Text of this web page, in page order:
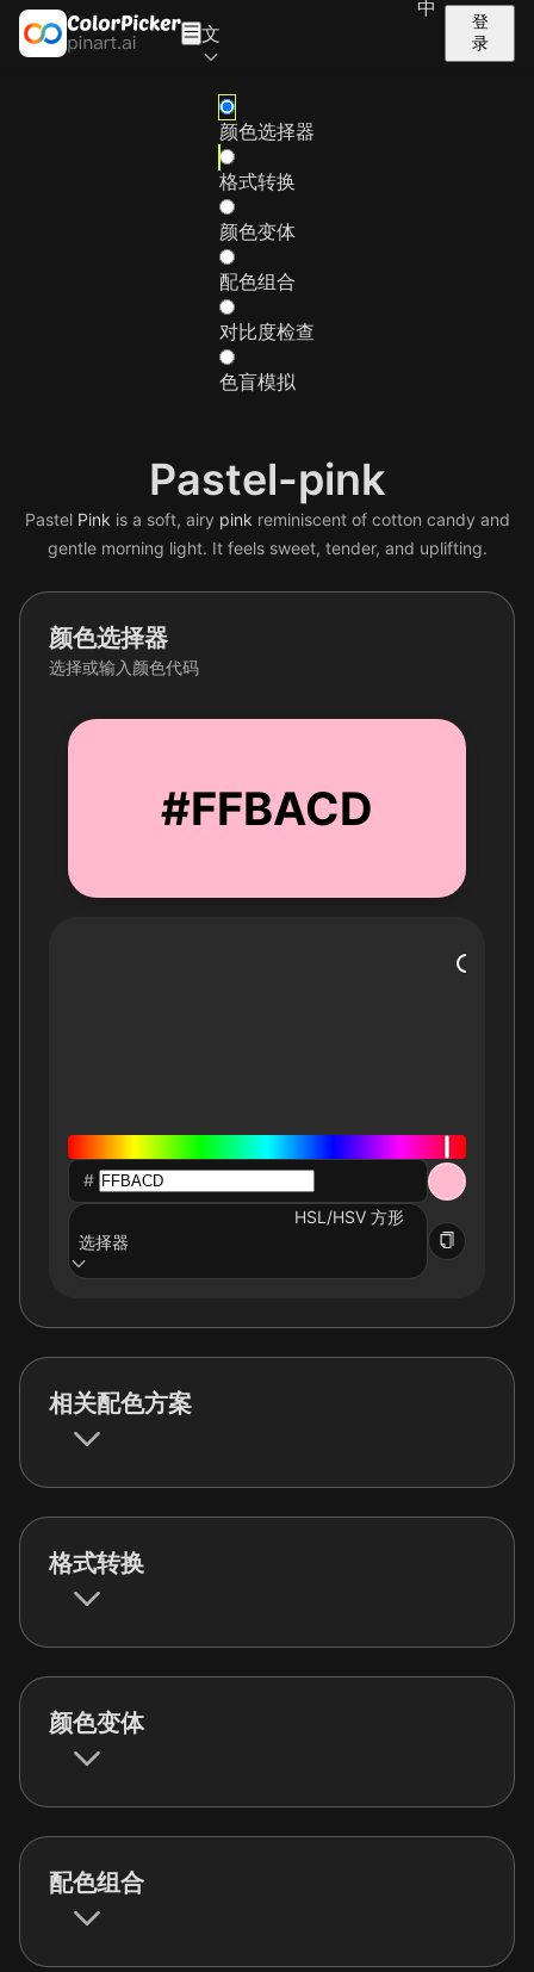
中
文
登
录
颜色选择器
格式转换
颜色变体
配色组合
对比度检查
色盲模拟
Pastel-pink
Pastel Pink is a soft, airy pink reminiscent of cotton candy and
gentle morning light. It feels sweet, tender, and uplifting.
颜色选择器
选择或输入颜色代码
#FFBACD
#
HSL/HSV 方形
选择器
相关配色方案
格式转换
颜色变体
配色组合